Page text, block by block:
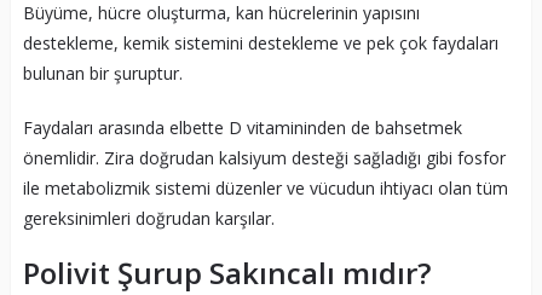
Büyüme, hücre oluşturma, kan hücrelerinin yapısını
destekleme, kemik sistemini destekleme ve pek çok faydaları
bulunan bir şuruptur.
Faydaları arasında elbette D vitamininden de bahsetmek
önemlidir. Zira doğrudan kalsiyum desteği sağladığı gibi fosfor
ile metabolizmik sistemi düzenler ve vücudun ihtiyacı olan tüm
gereksinimleri doğrudan karşılar.
Polivit Şurup Sakıncalı mıdır?